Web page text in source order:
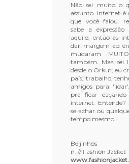
Não sei muito o
assunto. Internet
que você falou:
sabe a
aquilo, então as
dar margem ao
mudaram
também. Mas sei
desde o Orkut, eu
país, trabalho,
amigos para
pra ficar
internet. Entende?
se achar ou
tempo mesmo.
Beijinhos
n. // Fashion Jacket